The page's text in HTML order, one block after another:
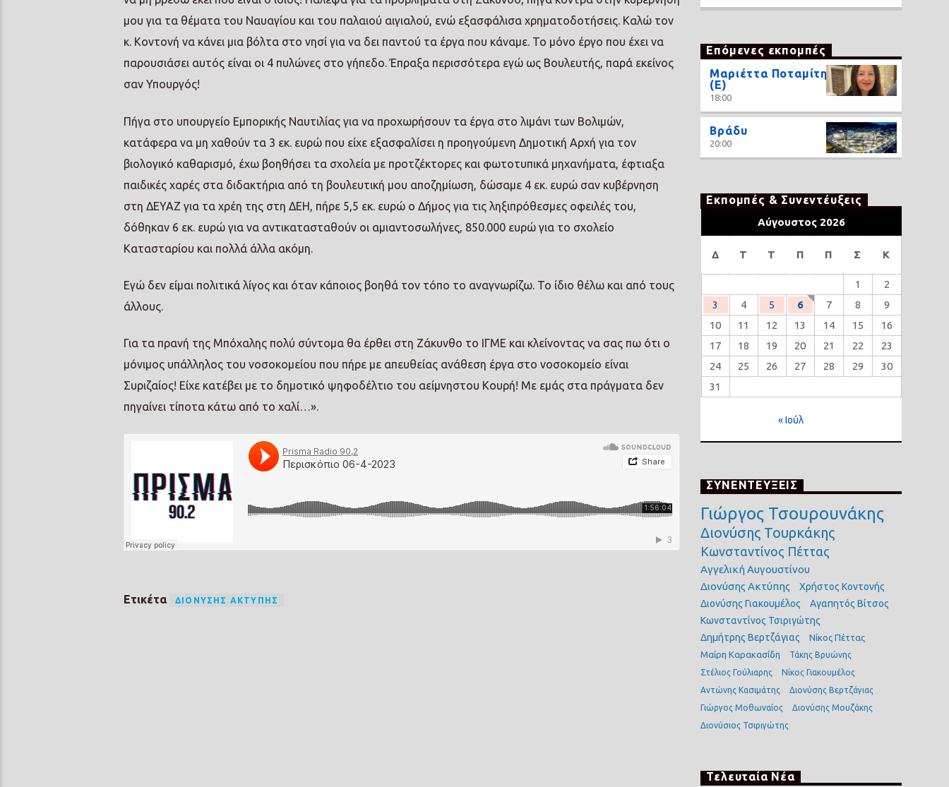
μου για τα θέματα του Ναυαγίου και του παλαιού αιγιαλού, ενώ εξασφάλισα χρηματοδοτήσεις. Καλώ τον
κ. Κοντονή να κάνει μια βόλτα στο νησί για να δει παντού τα έργα που κάναμε. Το μόνο έργο που έχει να
παρουσιάσει αυτός είναι οι 4 πυλώνες στο γήπεδο. Έπραξα περισσότερα εγώ ως Βουλευτής, παρά εκείνος
σαν Υπουργός!
Πήγα στο υπουργείο Εμπορικής Ναυτιλίας για να προχωρήσουν τα έργα στο λιμάνι των Βολιμών,
κατάφερα να μη χαθούν τα 3 εκ. ευρώ που είχε εξασφαλίσει η προηγούμενη Δημοτική Αρχή για τον
βιολογικό καθαρισμό, έχω βοηθήσει τα σχολεία με προτζέκτορες και φωτοτυπικά μηχανήματα, έφτιαξα
παιδικές χαρές στα διδακτήρια από τη βουλευτική μου αποζημίωση, δώσαμε 4 εκ. ευρώ σαν κυβέρνηση
στη ΔΕΥΑΖ για τα χρέη της στη ΔΕΗ, πήρε 5,5 εκ. ευρώ ο Δήμος για τις ληξιπρόθεσμες οφειλές του,
δόθηκαν 6 εκ. ευρώ για να αντικατασταθούν οι αμιαντοσωλήνες, 850.000 ευρώ για το σχολείο
Κατασταρίου και πολλά άλλα ακόμη.
Εγώ δεν είμαι πολιτικά λίγος και όταν κάποιος βοηθά τον τόπο το αναγνωρίζω. Το ίδιο θέλω και από τους
άλλους.
Για τα πρανή της Μπόχαλης πολύ σύντομα θα έρθει στη Ζάκυνθο το ΙΓΜΕ και κλείνοντας να σας πω ότι ο
μόνιμος υπάλληλος του νοσοκομείου που πήρε με απευθείας ανάθεση έργα στο νοσοκομείο είναι
Συριζαίος! Είχε κατέβει με το δημοτικό ψηφοδέλτιο του αείμνηστου Κουρή! Με εμάς στα πράγματα δεν
πηγαίνει τίποτα κάτω από το χαλί…».
Ετικέτα ΔΙΟΝΎΣΗΣ ΑΚΤΎΠΗΣ
Επόμενες εκπομπές
Μαριέττα Ποταμίτη
(Ε)
18:00
Βράδυ
20:00
Εκπομπές & Συνεντέυξεις
Αύγουστος 2026
Δ Τ Τ Π Π Σ Κ
1
2
3
4 5 6 7 8
9
10
11 12 13 14 15
16
17
18 19 20 21 22
23
24
25 26 27 28 29
30
31
« Ιούλ
ΣΥΝΕΝΤΕΥΞΕΙΣ
Γιώργος Τσουρουνάκης
Διονύσης Τουρκάκης
Κωνσταντίνος Πέττας
Αγγελική Αυγουστίνου
Διονύσης Ακτύπης
Χρήστος Κοντονής
Διονύσης Γιακουμέλος
Αγαπητός Βίτσος
Κωνσταντίνος Τσιριγώτης
Δημήτρης Βερτζάγιας
Νίκος Πέττας
Μαίρη Καρακασίδη
Τάκης Βρυώνης
Στέλιος Γούλιαρης
Νίκος Γιακουμέλος
Αντώνης Κασιμάτης
Διονύσης Βερτζάγιας
Γιώργος Μοθωναίος
Διονύσης Μουζάκης
Διονύσιος Τσιριγώτης
Τελευταία Νέα